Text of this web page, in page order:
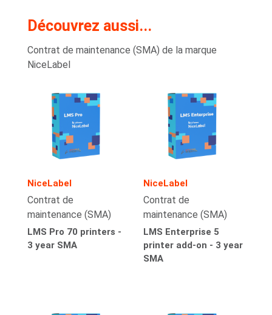
Découvrez aussi...
Contrat de maintenance (SMA) de la marque
NiceLabel
NiceLabel
Contrat de
maintenance (SMA)
LMS Pro 70 printers -
3 year SMA
NiceLabel
Contrat de
maintenance (SMA)
LMS Enterprise 5
printer add-on - 3 year
SMA